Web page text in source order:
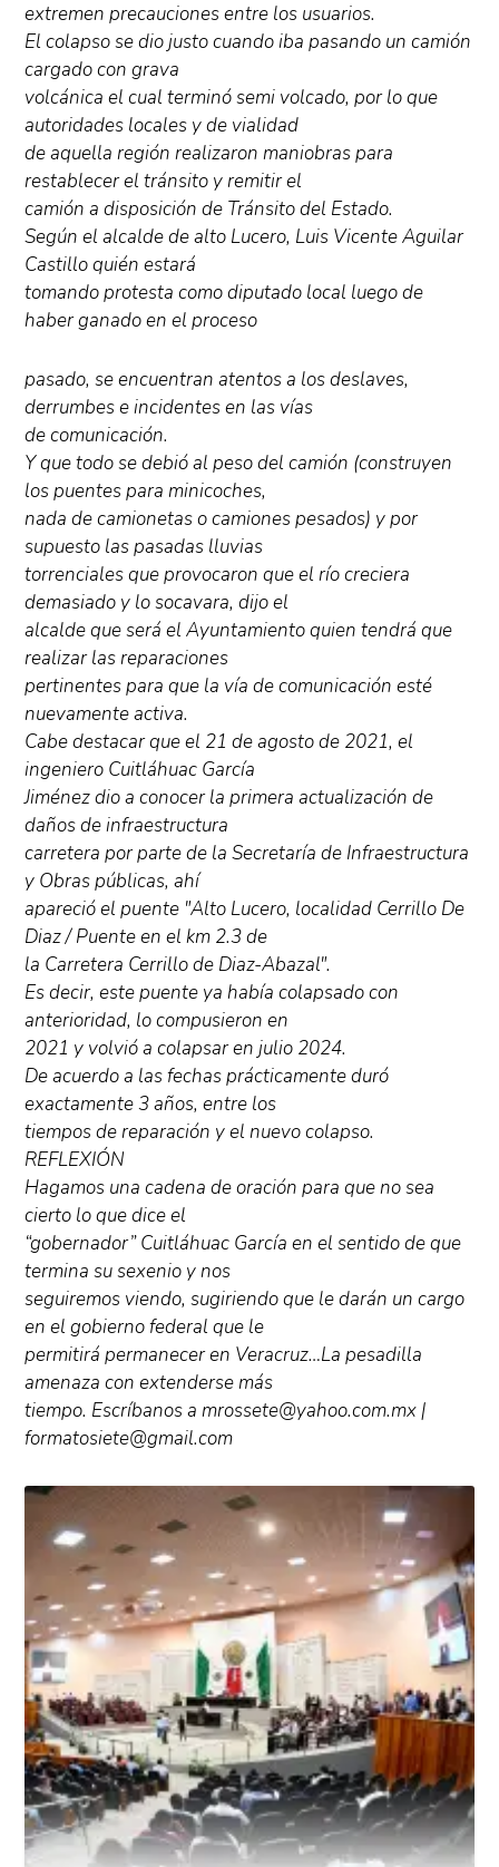
extremen precauciones entre los usuarios.
El colapso se dio justo cuando iba pasando un camión
cargado con grava
volcánica el cual terminó semi volcado, por lo que
autoridades locales y de vialidad
de aquella región realizaron maniobras para
restablecer el tránsito y remitir el
camión a disposición de Tránsito del Estado.
Según el alcalde de alto Lucero, Luis Vicente Aguilar
Castillo quién estará
tomando protesta como diputado local luego de
haber ganado en el proceso
pasado, se encuentran atentos a los deslaves,
derrumbes e incidentes en las vías
de comunicación.
Y que todo se debió al peso del camión (construyen
los puentes para minicoches,
nada de camionetas o camiones pesados) y por
supuesto las pasadas lluvias
torrenciales que provocaron que el río creciera
demasiado y lo socavara, dijo el
alcalde que será el Ayuntamiento quien tendrá que
realizar las reparaciones
pertinentes para que la vía de comunicación esté
nuevamente activa.
Cabe destacar que el 21 de agosto de 2021, el
ingeniero Cuitláhuac García
Jiménez dio a conocer la primera actualización de
daños de infraestructura
carretera por parte de la Secretaría de Infraestructura
y Obras públicas, ahí
apareció el puente "Alto Lucero, localidad Cerrillo De
Diaz / Puente en el km 2.3 de
la Carretera Cerrillo de Diaz-Abazal".
Es decir, este puente ya había colapsado con
anterioridad, lo compusieron en
2021 y volvió a colapsar en julio 2024.
De acuerdo a las fechas prácticamente duró
exactamente 3 años, entre los
tiempos de reparación y el nuevo colapso.
REFLEXIÓN
Hagamos una cadena de oración para que no sea
cierto lo que dice el
“gobernador” Cuitláhuac García en el sentido de que
termina su sexenio y nos
seguiremos viendo, sugiriendo que le darán un cargo
en el gobierno federal que le
permitirá permanecer en Veracruz…La pesadilla
amenaza con extenderse más
tiempo. Escríbanos a mrossete@yahoo.com.mx |
formatosiete@gmail.com